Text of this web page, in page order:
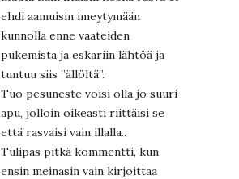
ehdi aamuisin imeytymään
kunnolla enne vaateiden
pukemista ja eskariin lähtöä ja
tuntuu siis ”ällöltä”.
Tuo pesuneste voisi olla jo suuri
apu, jolloin oikeasti riittäisi se
että rasvaisi vain illalla..
Tulipas pitkä kommentti, kun
ensin meinasin vain kirjoittaa